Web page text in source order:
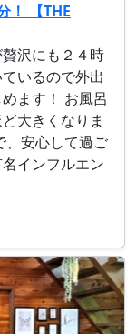
！ 【THE
沢にも２４時
いるので外出
ます！ お風呂
大きくなりま
、安心して過ご
インフルエン